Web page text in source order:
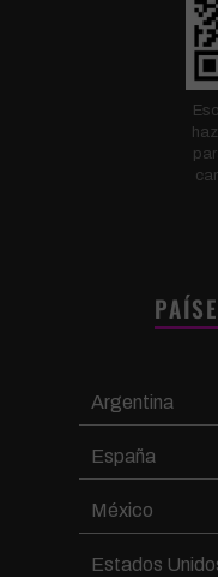
Argentina
España
México
Estados